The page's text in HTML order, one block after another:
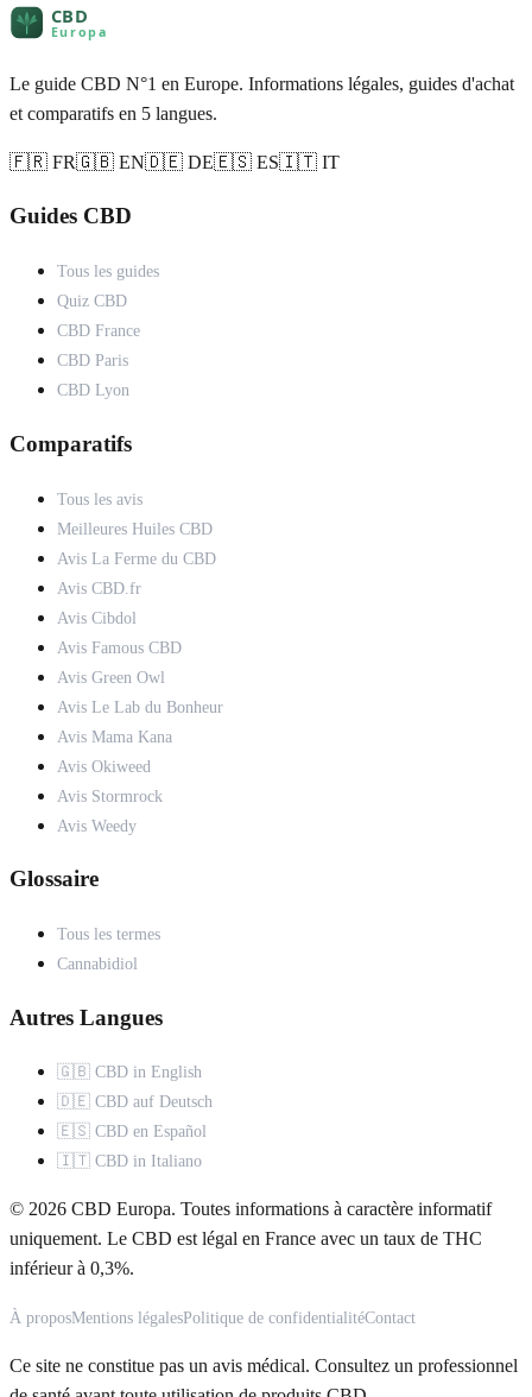
Le guide CBD N°1 en Europe. Informations légales, guides d'achat
et comparatifs en 5 langues.
🇫🇷 FR🇬🇧 EN🇩🇪 DE🇪🇸 ES🇮🇹 IT
Guides CBD
Tous les guides
Quiz CBD
CBD France
CBD Paris
CBD Lyon
Comparatifs
Tous les avis
Meilleures Huiles CBD
Avis La Ferme du CBD
Avis CBD.fr
Avis Cibdol
Avis Famous CBD
Avis Green Owl
Avis Le Lab du Bonheur
Avis Mama Kana
Avis Okiweed
Avis Stormrock
Avis Weedy
Glossaire
Tous les termes
Cannabidiol
Autres Langues
🇬🇧 CBD in English
🇩🇪 CBD auf Deutsch
🇪🇸 CBD en Español
🇮🇹 CBD in Italiano
© 2026 CBD Europa. Toutes informations à caractère informatif
uniquement. Le CBD est légal en France avec un taux de THC
inférieur à 0,3%.
À proposMentions légalesPolitique de confidentialitéContact
Ce site ne constitue pas un avis médical. Consultez un professionnel